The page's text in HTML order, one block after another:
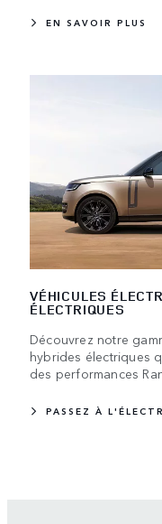
EN SAVOIR PLUS
VÉHICULES
ÉLECTRIQUES
Découvrez notre
hybrides électriques
des performances
PASSEZ À